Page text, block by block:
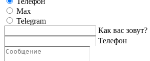
Max
Telegram
Как вас зовут?
Телефон